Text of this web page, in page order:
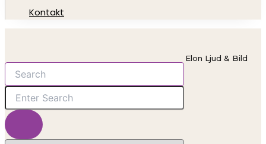
Kontakt
Elon Ljud & Bild